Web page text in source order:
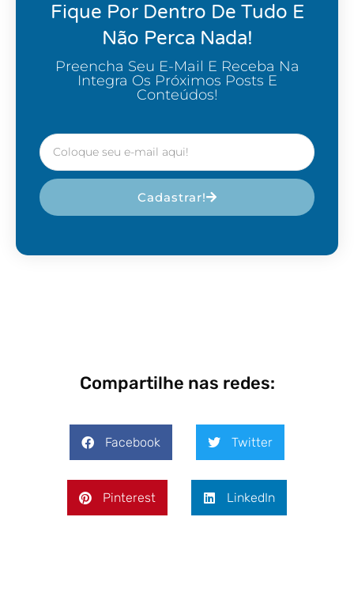
Fique Por Dentro De Tudo E
Não Perca Nada!
Preencha Seu E-Mail E Receba Na
Integra Os Próximos Posts E
Conteúdos!
Cadastrar!
Compartilhe nas redes:
Facebook Twitter
Pinterest LinkedIn